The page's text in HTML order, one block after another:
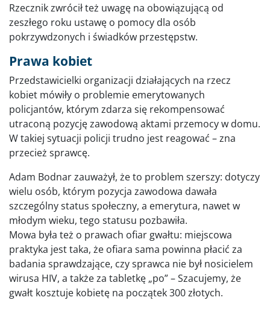
Rzecznik zwrócił też uwagę na obowiązującą od
zeszłego roku ustawę o pomocy dla osób
pokrzywdzonych i świadków przestępstw.
Prawa kobiet
Przedstawicielki organizacji działających na rzecz
kobiet mówiły o problemie emerytowanych
policjantów, którym zdarza się rekompensować
utraconą pozycję zawodową aktami przemocy w domu.
W takiej sytuacji policji trudno jest reagować – zna
przecież sprawcę.
Adam Bodnar zauważył, że to problem szerszy: dotyczy
wielu osób, którym pozycja zawodowa dawała
szczególny status społeczny, a emerytura, nawet w
młodym wieku, tego statusu pozbawiła.
Mowa była też o prawach ofiar gwałtu: miejscowa
praktyka jest taka, że ofiara sama powinna płacić za
badania sprawdzające, czy sprawca nie był nosicielem
wirusa HIV, a także za tabletkę „po” – Szacujemy, że
gwałt kosztuje kobietę na początek 300 złotych.